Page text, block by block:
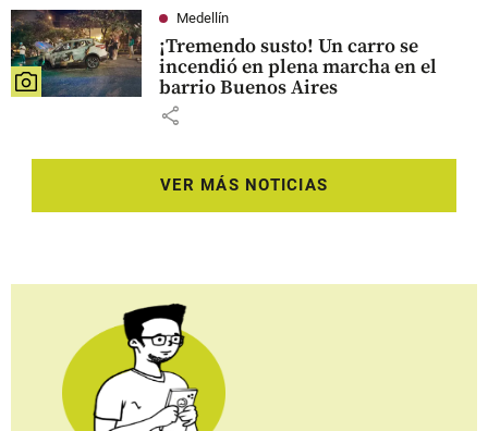
Medellín
¡Tremendo susto! Un carro se
incendió en plena marcha en el
barrio Buenos Aires
share
VER MÁS NOTICIAS